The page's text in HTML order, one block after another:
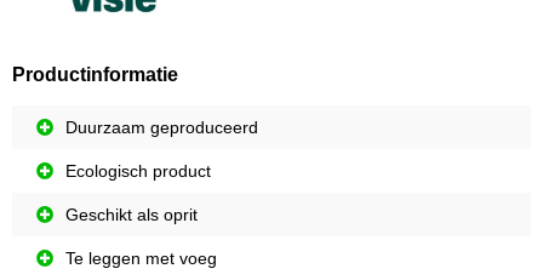
Productinformatie
Duurzaam geproduceerd
Ecologisch product
Geschikt als oprit
Te leggen met voeg